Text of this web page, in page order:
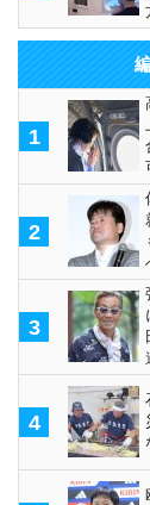
1
2
3
4